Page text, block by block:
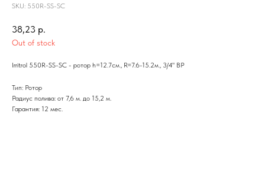
SKU: 550R-SS-SC
38,23 р.
Out of stock
Irritrol 550R-SS-SC - ротор h=12.7см., R=7.6-15.2м., 3/4" ВР
Тип: Ротор
Радиус полива: от 7,6 м. до 15,2 м.
Гарантия: 12 мес.